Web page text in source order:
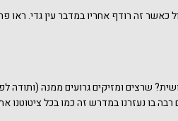
כאשר זה רודף אחריו במדבר עין גדי. ראו
שרצים ומזיקים גרועים ממנה (ותודה
בו נעזרנו במדרש זה כמו בכל ציטוטנו